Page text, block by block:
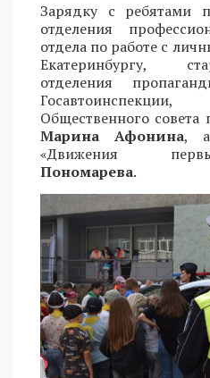
Зарядку с ребятами
отделения
отдела по работе с
Екатеринбургу,
отделения
Общественного
Марина Афонина, а
«Движения
Пономарева.